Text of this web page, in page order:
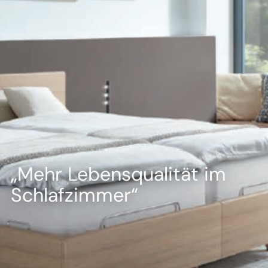
--
„Mehr Lebensqualität im
Schlafzimmer“